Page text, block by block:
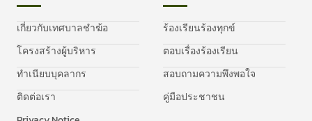
เกี่ยวกับเทศบาลชำฆ้อ
โครงสร้างผู้บริหาร
ทำเนียบบุคลากร
ติดต่อเรา
ร้องเรียนร้องทุกข์
ตอบเรื่องร้องเรียน
สอบถามความพึงพอใจ
คู่มือประชาชน